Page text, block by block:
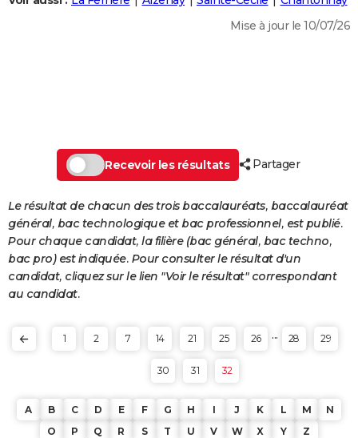
DICTIONNAIRE
Dictionnaire
Biographies
Expressions
Proverbes
PROGRAMME TV
COPAINS D'AVANT
S'inscrire
Se connecter
Lycées
Collèges
Primaires
Universités
Entreprises
Service militaire
Avis de recherche
AVIS DE DÉCÈS
FORUM
Mise à jour le 10/07/26
Recevoir les résultats Partager
Le résultat de chacun des trois baccalauréats, baccalauréat
général, bac technologique et bac professionnel, est publié.
Pour chaque candidat, la filière (bac général, bac techno,
bac pro) est indiquée. Pour consulter le résultat d'un
candidat, cliquez sur le lien "Voir le résultat" correspondant
au candidat.
1 2 7 14 21 25 26 ... 28 29
30 31 32
A B C D E F G H I J K L M
N
O
P Q R S T U V W X Y Z